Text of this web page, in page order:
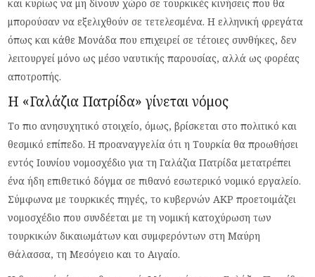
και κυρίως να μη δίνουν χώρο σε τουρκικές κινήσεις που θα
μπορούσαν να εξελιχθούν σε τετελεσμένα. Η ελληνική φρεγάτα
όπως και κάθε Μονάδα που επιχειρεί σε τέτοιες συνθήκες, δεν
λειτουργεί μόνο ως μέσο ναυτικής παρουσίας, αλλά ως φορέας
αποτροπής.
Η «Γαλάζια Πατρίδα» γίνεται νόμος
Το πιο ανησυχητικό στοιχείο, όμως, βρίσκεται στο πολιτικό και
θεσμικό επίπεδο. Η προαναγγελία ότι η Τουρκία θα προωθήσει
εντός Ιουνίου νομοσχέδιο για τη Γαλάζια Πατρίδα μετατρέπει
ένα ήδη επιθετικό δόγμα σε πιθανό εσωτερικό νομικό εργαλείο.
Σύμφωνα με τουρκικές πηγές, το κυβερνών AKP προετοιμάζει
νομοσχέδιο που συνδέεται με τη νομική κατοχύρωση των
τουρκικών δικαιωμάτων και συμφερόντων στη Μαύρη
Θάλασσα, τη Μεσόγειο και το Αιγαίο.